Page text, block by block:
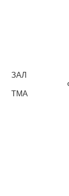
ЗАЛ
ТМА